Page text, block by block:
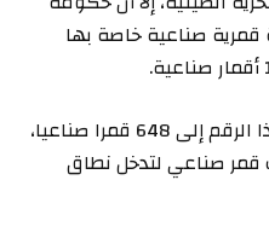
صناعية خاصة بها
وبحلول نهاية 2025 سيرتفع هذا الرقم إلى 648 قمرا صناعيا،
2030 إلى نحو 15 ألف قمر صناعي لتدخل نطاق